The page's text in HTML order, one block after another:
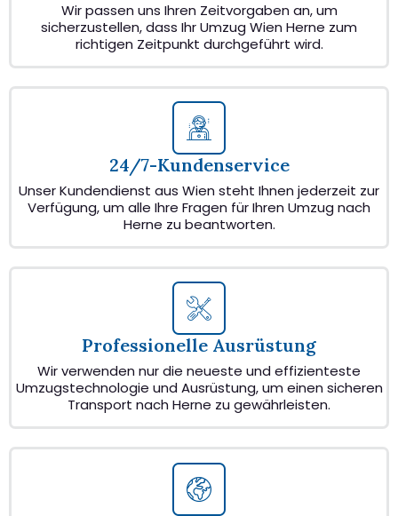
Wir passen uns Ihren Zeitvorgaben an, um
sicherzustellen, dass Ihr Umzug Wien Herne zum
richtigen Zeitpunkt durchgeführt wird.
24/7-Kundenservice
Unser Kundendienst aus Wien steht Ihnen jederzeit zur
Verfügung, um alle Ihre Fragen für Ihren Umzug nach
Herne zu beantworten.
Professionelle Ausrüstung
Wir verwenden nur die neueste und effizienteste
Umzugstechnologie und Ausrüstung, um einen sicheren
Transport nach Herne zu gewährleisten.